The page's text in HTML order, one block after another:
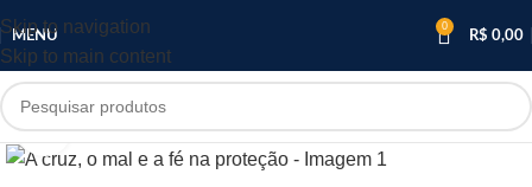
Skip to navigation
Skip to main content
MENU
0
R$ 0,00
Clique para ampliar